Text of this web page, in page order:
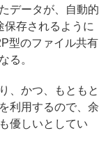
データが、自動的
保存されるように
型のファイル共有
る。
、かつ、もともと
利用するので、余
優しいとしてい